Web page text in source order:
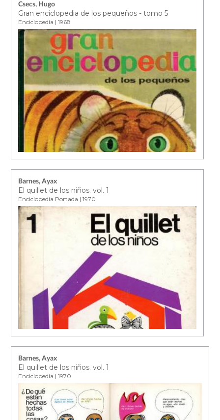
Csecs, Hugo
Gran enciclopedia de los pequeños - tomo 5
Enciclopedia | 1968
Barnes, Ayax
El quillet de los niños. vol. 1
Enciclopedia Portada | 1970
Barnes, Ayax
El quillet de los niños. vol. 1
Enciclopedia | 1970